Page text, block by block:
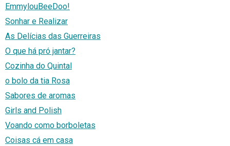
EmmylouBeeDoo!
Sonhar e Realizar
As Delícias das Guerreiras
O que há pró jantar?
Cozinha do Quintal
o bolo da tia Rosa
Sabores de aromas
Girls and Polish
Voando como borboletas
Coisas cá em casa